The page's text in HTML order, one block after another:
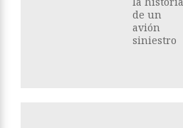
de un
avión
siniestro